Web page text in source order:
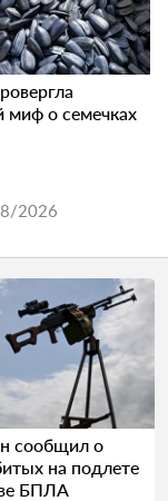
миф о семечках
2026
сообщил о
на подлете
БПЛА